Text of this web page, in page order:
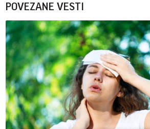
POVEZANE VESTI